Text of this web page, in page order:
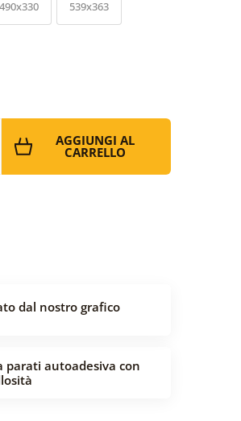
490x330 539x363
AGGIUNGI AL
CARRELLO
dal nostro grafico
parati autoadesiva con